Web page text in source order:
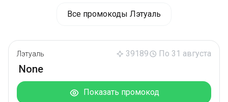
Все промокоды Лэтуаль
Лэтуаль 39189 По 31 августа
None
Показать промокод